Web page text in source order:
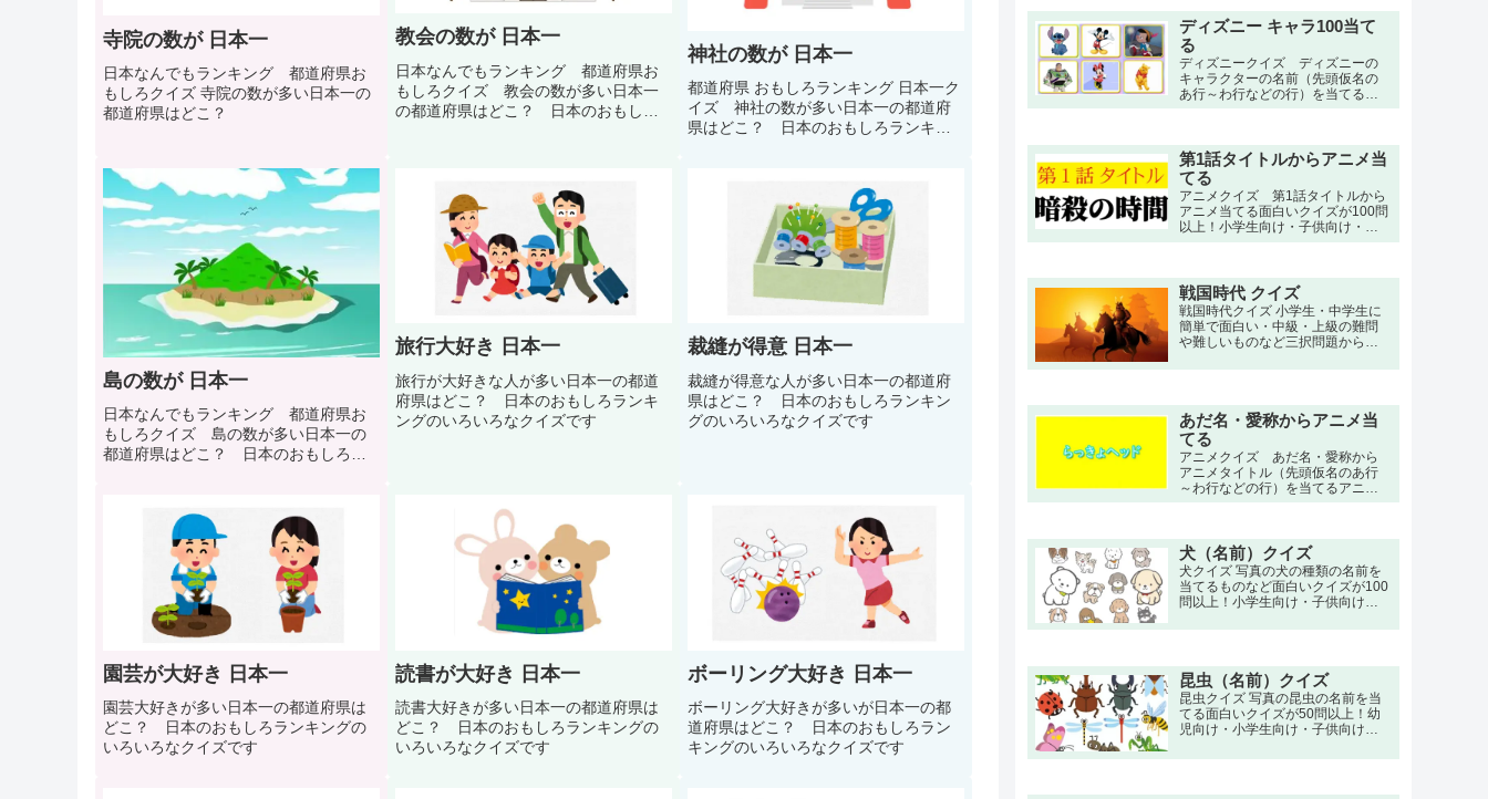
寺院の数が 日本一
日本なんでもランキング 都道府県お
もしろクイズ 寺院の数が多い日本一の
都道府県はどこ？
教会の数が 日本一
日本なんでもランキング 都道府県お
もしろクイズ 教会の数が多い日本一
の都道府県はどこ？ 日本のおもしろ
神社の数が 日本一
都道府県 おもしろランキング 日本一ク
イズ 神社の数が多い日本一の都道府
県はどこ？ 日本のおもしろランキン
島の数が 日本一
日本なんでもランキング 都道府県お
もしろクイズ 島の数が多い日本一の
都道府県はどこ？ 日本のおもしろラ
旅行大好き 日本一
旅行が大好きな人が多い日本一の都道
府県はどこ？ 日本のおもしろランキ
ングのいろいろなクイズです
裁縫が得意 日本一
裁縫が得意な人が多い日本一の都道府
県はどこ？ 日本のおもしろランキン
グのいろいろなクイズです
園芸が大好き 日本一
園芸大好きが多い日本一の都道府県は
どこ？ 日本のおもしろランキングの
いろいろなクイズです
読書が大好き 日本一
読書大好きが多い日本一の都道府県は
どこ？ 日本のおもしろランキングの
いろいろなクイズです
ボーリング大好き 日本一
ボーリング大好きが多いが日本一の都
道府県はどこ？ 日本のおもしろラン
キングのいろいろなクイズです
の間で核戦争が起き、既に衰退国
家となっていた日本に難民が流
入、さらに未曾有のパンデミック
や大震災が重なった。最後は悪政
に不満を高めた民衆の暴力革命に
よって国体が崩壊し、事実上、日
本は滅亡する。
ディズニー キャラ100当て
る
ディズニークイズ ディズニーの
キャラクターの名前（先頭仮名の
あ行～わ行などの行）を当てるク
イズ。
第1話タイトルからアニメ当
てる
アニメクイズ 第1話タイトルから
アニメ当てる面白いクイズが100問
以上！小学生向け・子供向け・高
齢者向けの簡単で三択・初級・中
戦国時代 クイズ
戦国時代クイズ 小学生・中学生に
簡単で面白い・中級・上級の難問
や難しいものなど三択問題から一
あだ名・愛称からアニメ当
てる
アニメクイズ あだ名・愛称から
アニメタイトル（先頭仮名のあ行
～わ行などの行）を当てるアニメ
クイズ。
犬（名前）クイズ
犬クイズ 写真の犬の種類の名前を
当てるものなど面白いクイズが100
問以上！小学生向け・子供向け・
中級問題から大人向け・上級者向
昆虫（名前）クイズ
昆虫クイズ 写真の昆虫の名前を当
てる面白いクイズが50問以上！幼
児向け・小学生向け・子供向けの3
鑑やアプリに負けない上級者向け